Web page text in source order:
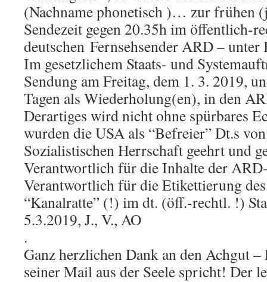
(Nachname phonetisch )… zur frühen
Sendezeit gegen 20.35h im öffentlich-
deutschen Fernsehsender ARD –
Im gesetzlichem Staats- und
Sendung am Freitag, dem 1. 3. 2019,
Tagen als Wiederholung(en), in den
Derartiges wird nicht ohne spürbares
wurden die USA als “Befreier” Dt.s
Sozialistischen Herrschaft geehrt und
Verantwortlich für die Inhalte der
Verantwortlich für die Etikettierung
“Kanalratte” (!) im dt. (öff.-rechtl. !)
5.3.2019, J., V., AO
.
Ganz herzlichen Dank an den Achgut
seiner Mail aus der Seele spricht! Der